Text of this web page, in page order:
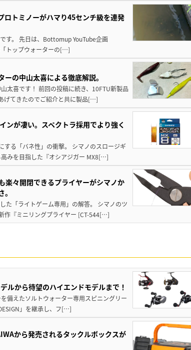
ロトミノーがハマり45センチ級を連発
す。 先日は、Bottomup YouTube企画
「トップウォーターの[…]
の中山太喜による徹底解説。
太喜です！ 前回の投稿に続き、10FTU新製品
げてきたのでご紹介と共に製品[…]
ンが凄い。スペクトラ採用でより強く
する「バネ性」の衝撃。 シマノのスロージギ
みを目指した『オシアジガー MX8[…]
楽々開閉できるプライヤーがシマノか
た「ライトゲーム専用」の解答。 シマノのツ
作『ミニリングプライヤー [CT-544[…]
ルから待望のハイエンドモデルまで！
備えたソルトウォーター専用スピニングリー
」を継承し、フ[…]
から発売されるタックルボックスが